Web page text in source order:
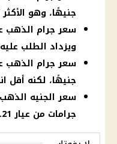
جنيهًا، وهو
ويزداد الطلب
جنيهًا، لكنه أقل
جرامات من عيار 21.